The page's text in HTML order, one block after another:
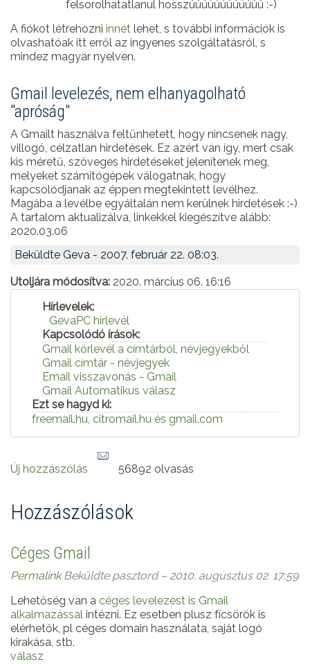
felsorolhatatlanul hosszúúúúúúúúúúúú :-)
A fiókot létrehozni innét lehet, s további információk is
olvashatóak itt erről az ingyenes szolgáltatásról, s
mindez magyar nyelven.
Gmail levelezés, nem elhanyagolható
"apróság"
A Gmailt használva feltűnhetett, hogy nincsenek nagy,
villogó, célzatlan hirdetések. Ez azért van így, mert csak
kis méretű, szöveges hirdetéseket jelenítenek meg,
melyeket számítógépek válogatnak, hogy
kapcsolódjanak az éppen megtekintett levélhez.
Magába a levélbe egyáltalán nem kerülnek hirdetések :-)
A tartalom aktualizálva, linkekkel kiegészítve alább:
2020.03.06
Beküldte Geva - 2007. február 22. 08:03.
Utoljára módosítva: 2020. március 06. 16:16
Hírlevelek:
GevaPC hírlevél
Kapcsolódó írások:
Gmail körlevél a címtárból, névjegyekből
Gmail címtár - névjegyek
Email visszavonás - Gmail
Gmail Automatikus válasz
Ezt se hagyd ki:
freemail.hu, citromail.hu és gmail.com
Új hozzászólás 56892 olvasás
Hozzászólások
Céges Gmail
PermalinkBeküldte pasztord– 2010. augusztus 02. 17:59
Lehetőség van a céges levelezést is Gmail
alkalmazással intézni. Ez esetben plusz fícsörök is
elérhetők, pl céges domain használata, saját logó
kirakása, stb.
válasz